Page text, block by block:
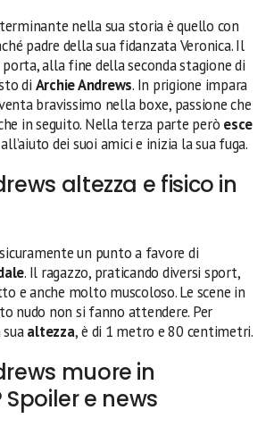
nella sua storia è quello con
padre della sua fidanzata Veronica. Il
alla fine della seconda stagione di
di Archie Andrews. In prigione impara
bravissimo nella boxe, passione che
in seguito. Nella terza parte però esce
dei suoi amici e inizia la sua fuga.
altezza e fisico in
un punto a favore di
. Il ragazzo, praticando diversi sport,
e anche molto muscoloso. Le scene in
nudo non si fanno attendere. Per
altezza,è di 1 metro e 80 centimetri.
muore in
Spoiler e news